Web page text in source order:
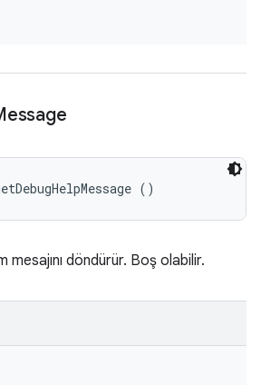
()
mesajını döndürür. Boş olabilir.